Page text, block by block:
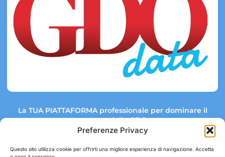
Preferenze Privacy
Questo sito utilizza cookie per offrirti una migliore esperienza di navigazione. Accetta
La TUA PIATTAFORMA professionale per dominare il
mercato della GDO.